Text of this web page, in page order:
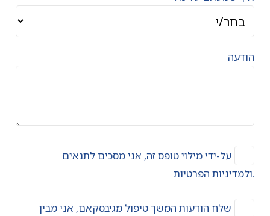
הודעה
על-ידי מילוי טופס זה, אני מסכים לתנאים
ולמדיניות הפרטיות.
שלח הודעות המשך טיפול מגיבסקאם, אני מבין